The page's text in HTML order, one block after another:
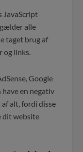
JavaScript
alle
taget brug af
links.
Google
en negativ
alt, fordi disse
dit website